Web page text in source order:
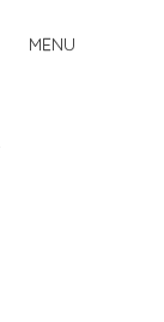
MENU